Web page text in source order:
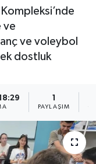
ve
ve voleybol
dostluk
1
PAYLAŞIM